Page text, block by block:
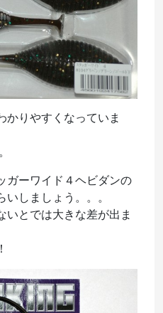
かりやすくなっていま
ガーワイド４ヘビダンの
しましょう。。。
いとでは大きな差が出ま